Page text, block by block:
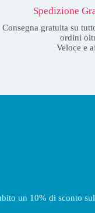
Spedizione
Consegna gratuita su
ordini
Veloce e
un 10% di sconto